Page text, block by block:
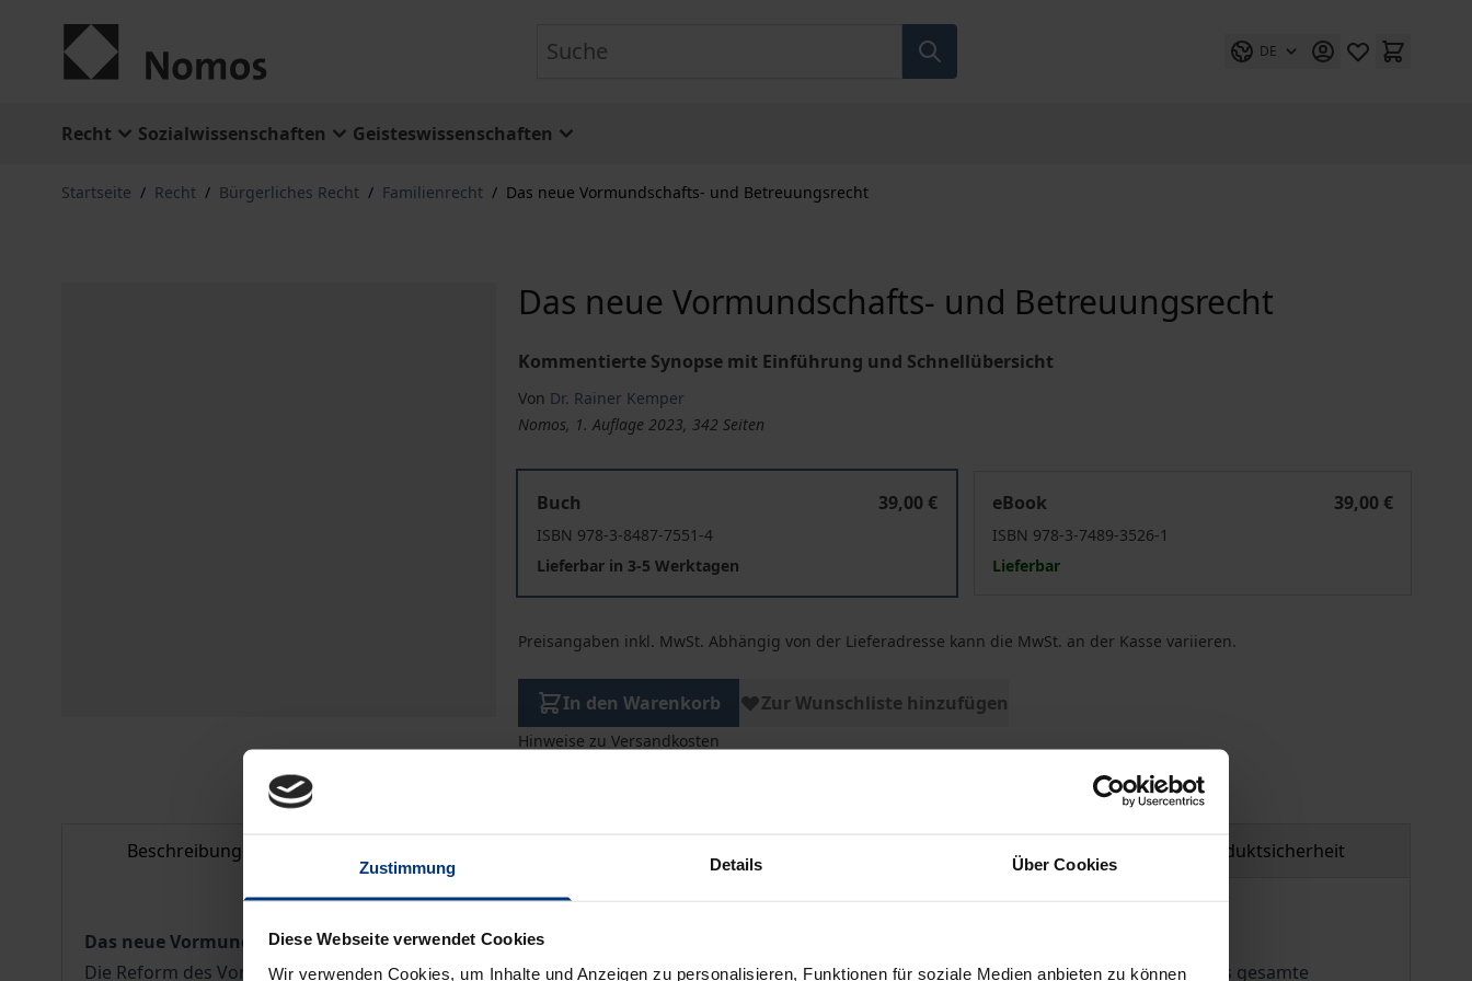
Zustimmung Details Über Cookies
Diese Webseite verwendet Cookies
Wir verwenden Cookies, um Inhalte und Anzeigen zu personalisieren, Funktionen für soziale Medien anbieten zu können
DE
Recht Sozialwissenschaften Geisteswissenschaften
Startseite / Recht / Bürgerliches Recht / Familienrecht / Das neue Vormundschafts- und Betreuungsrecht
Das neue Vormundschafts- und Betreuungsrecht
Kommentierte Synopse mit Einführung und Schnellübersicht
Von Dr. Rainer Kemper
Nomos, 1. Auflage 2023, 342 Seiten
Buch
39,00 €
ISBN 978-3-8487-7551-4
Lieferbar in 3-5 Werktagen
eBook
39,00 €
ISBN 978-3-7489-3526-1
Lieferbar
Preisangaben inkl. MwSt. Abhängig von der Lieferadresse kann die MwSt. an der Kasse variieren.
In den Warenkorb Zur Wunschliste hinzufügen
Hinweise zu Versandkosten
Beschreibung Zusatzmaterial Produktsicherheit
Das neue Vormundschafts- und Betreuungsrecht
Die Reform des Vormundschafts- und Betreuungsrechts ist seit dem 1.1.2023 in Kraft – die Änderungen sind umfassend und betreffen das gesamte